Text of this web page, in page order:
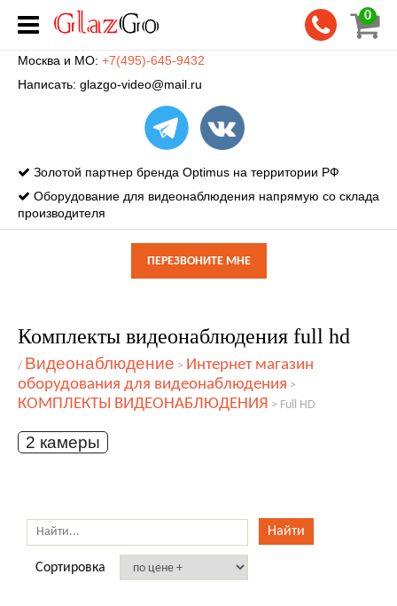
0
Москва и МО: +7(495)-645-9432
Написать: glazgo-video@mail.ru
Золотой партнер бренда Optimus на территории РФ
Оборудование для видеонаблюдения напрямую со склада
производителя
ПЕРЕЗВОНИТЕ МНЕ
Комплекты видеонаблюдения full hd
/ Видеонаблюдение > Интернет магазин
оборудования для видеонаблюдения >
КОМПЛЕКТЫ ВИДЕОНАБЛЮДЕНИЯ > Full HD
2 камеры
Сортировка